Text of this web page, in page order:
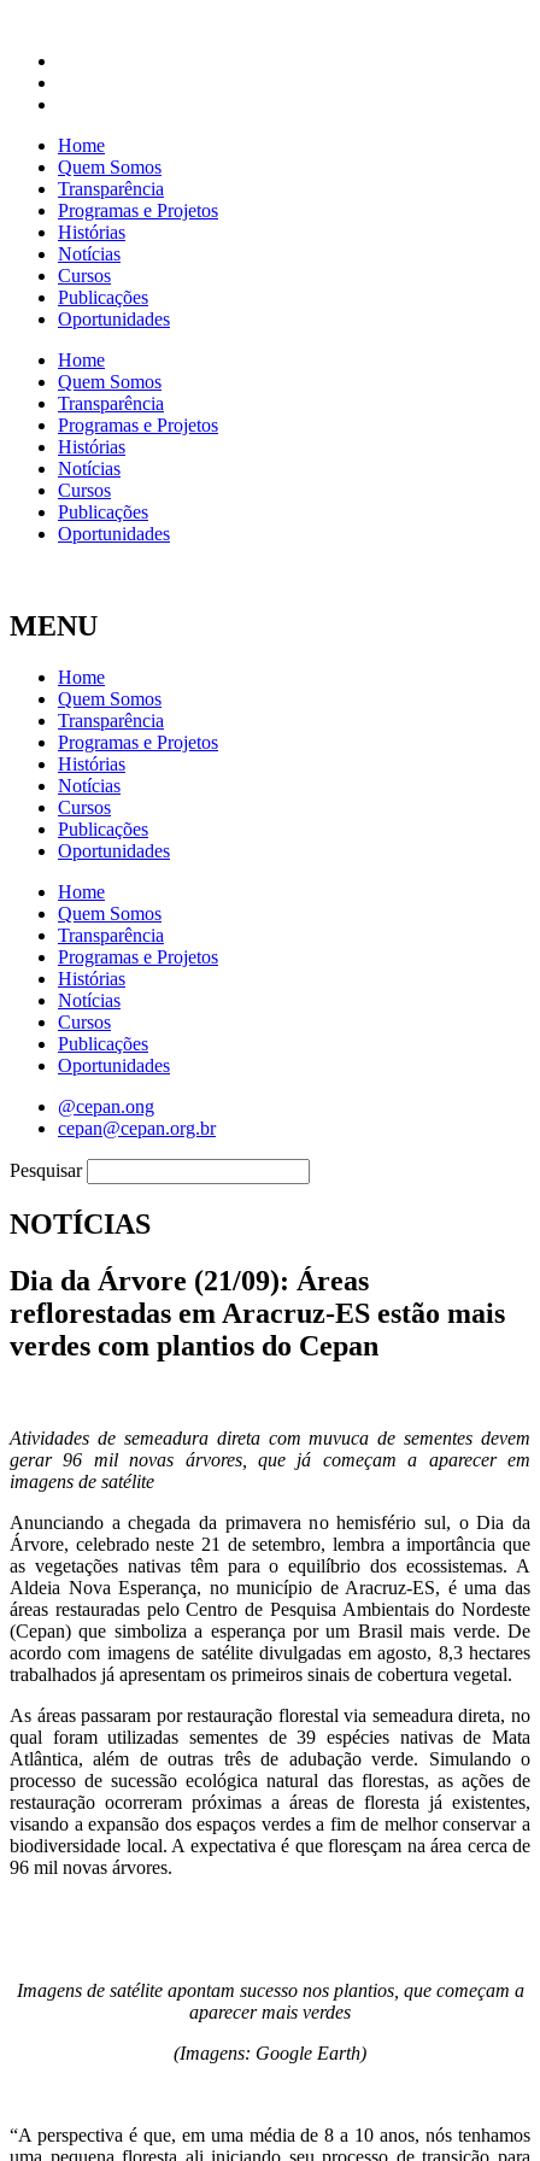
Home
Quem Somos
Transparência
Programas e Projetos
Histórias
Notícias
Cursos
Publicações
Oportunidades
Home
Quem Somos
Transparência
Programas e Projetos
Histórias
Notícias
Cursos
Publicações
Oportunidades
MENU
Home
Quem Somos
Transparência
Programas e Projetos
Histórias
Notícias
Cursos
Publicações
Oportunidades
Home
Quem Somos
Transparência
Programas e Projetos
Histórias
Notícias
Cursos
Publicações
Oportunidades
@cepan.ong
cepan@cepan.org.br
Pesquisar
NOTÍCIAS
Dia da Árvore (21/09): Áreas
reflorestadas em Aracruz-ES estão mais
verdes com plantios do Cepan
Atividades de semeadura direta com muvuca de sementes devem
gerar 96 mil novas árvores, que já começam a aparecer em
imagens de satélite
Anunciando a chegada da primavera no hemisfério sul, o Dia da
Árvore, celebrado neste 21 de setembro, lembra a importância que
as vegetações nativas têm para o equilíbrio dos ecossistemas. A
Aldeia Nova Esperança, no município de Aracruz-ES, é uma das
áreas restauradas pelo Centro de Pesquisa Ambientais do Nordeste
(Cepan) que simboliza a esperança por um Brasil mais verde. De
acordo com imagens de satélite divulgadas em agosto, 8,3 hectares
trabalhados já apresentam os primeiros sinais de cobertura vegetal.
As áreas passaram por restauração florestal via semeadura direta, no
qual foram utilizadas sementes de 39 espécies nativas de Mata
Atlântica, além de outras três de adubação verde. Simulando o
processo de sucessão ecológica natural das florestas, as ações de
restauração ocorreram próximas a áreas de floresta já existentes,
visando a expansão dos espaços verdes a fim de melhor conservar a
biodiversidade local. A expectativa é que floresçam na área cerca de
96 mil novas árvores.
Imagens de satélite apontam sucesso nos plantios, que começam a
aparecer mais verdes
(Imagens: Google Earth)
“A perspectiva é que, em uma média de 8 a 10 anos, nós tenhamos
uma pequena floresta ali iniciando seu processo de transição para